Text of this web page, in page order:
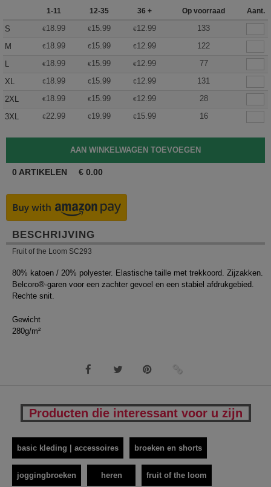
1-11 12-35 36 + Op voorraad Aant.
S €18.99 €15.99 €12.99
133
M
€18.99 €15.99 €12.99
122
L
€18.99 €15.99 €12.99
77
XL
€18.99 €15.99 €12.99
131
2XL
€18.99 €15.99 €12.99
28
3XL
€22.99 €19.99 €15.99 16
0 ARTIKELEN € 0.00
BESCHRIJVING
Fruit of the Loom SC293
80% katoen / 20% polyester. Elastische taille met trekkoord. Zijzakken.
Belcoro®-garen voor een zachter gevoel en een stabiel afdrukgebied.
Rechte snit.
Gewicht
280g/m²
Producten die interessant voor u zijn
basic kleding | accessoires broeken en shorts
joggingbroeken heren fruit of the loom